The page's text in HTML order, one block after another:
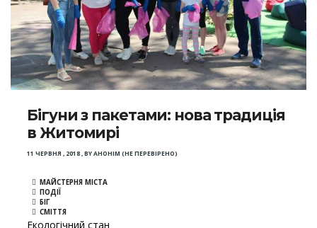
Бігуни з пакетами: нова традиція
в Житомирі
11 ЧЕРВНЯ , 2018,BYАНОНІМ (НЕ ПЕРЕВІРЕНО)
МАЙСТЕРНЯ МІСТА
ПОДІЇ
БІГ
СМІТТЯ
Екологічний стан